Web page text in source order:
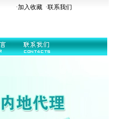
·加入收藏 ·联系我们